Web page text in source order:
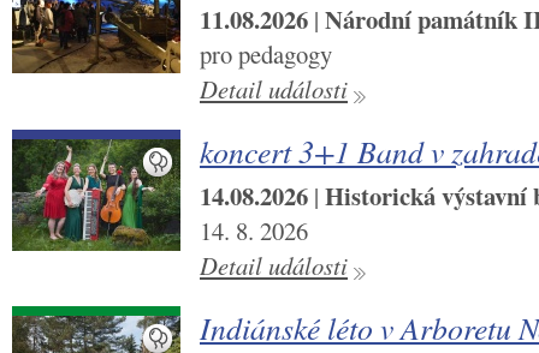
11.08.2026 | Národní památník
pro pedagogy
Detail události
koncert 3+1 Band v
14.08.2026 | Historická výstavní
14. 8. 2026
Detail události
Indiánské léto v Arboretu